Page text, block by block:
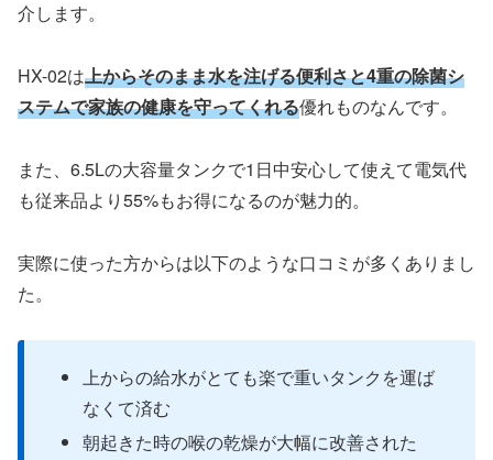
介します。
HX-02は上からそのまま水を注げる便利さと4重の除菌シ
ステムで家族の健康を守ってくれる優れものなんです。
また、6.5Lの大容量タンクで1日中安心して使えて電気代
も従来品より55%もお得になるのが魅力的。
実際に使った方からは以下のような口コミが多くありまし
た。
上からの給水がとても楽で重いタンクを運ば
なくて済む
朝起きた時の喉の乾燥が大幅に改善された